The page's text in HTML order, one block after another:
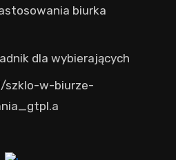
biurka
dla wybierających
szklo-w-biurze-